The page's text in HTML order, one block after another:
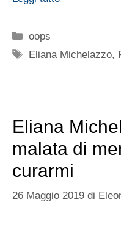
Categorie
oops
Tag
Eliana Michelazzo,
Eliana
malata di
curarmi
26 Maggio 2019 di